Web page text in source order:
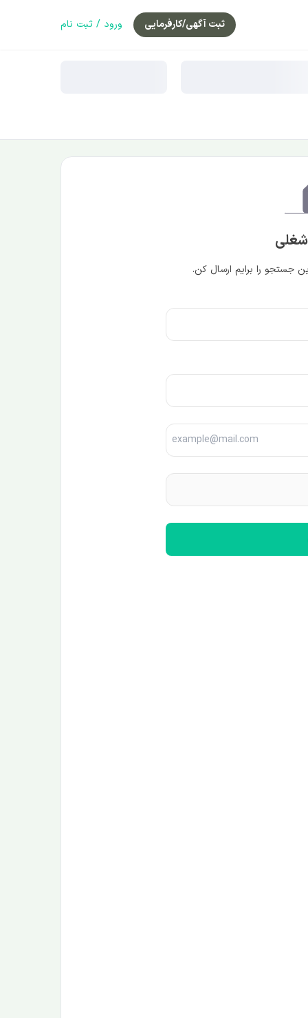
ثبت آگهی/کارفرمایی ورود / ثبت نام
شغلی
جستجو را برایم ارسال کن.